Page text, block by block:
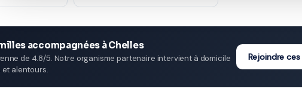
accompagnées à Chelles
de 4.8/5. Notre organisme partenaire intervient à domicile
et alentours.
Rejoindre